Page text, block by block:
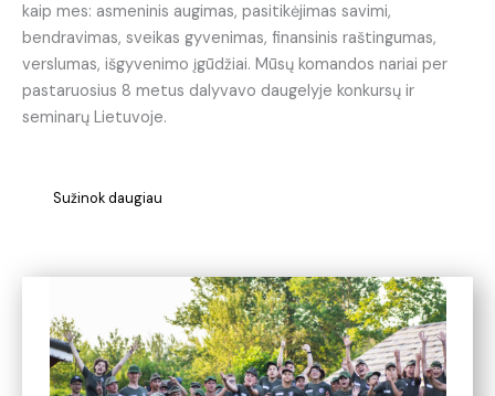
kaip mes: asmeninis augimas, pasitikėjimas savimi,
bendravimas, sveikas gyvenimas, finansinis raštingumas,
verslumas, išgyvenimo įgūdžiai. Mūsų komandos nariai per
pastaruosius 8 metus dalyvavo daugelyje konkursų ir
seminarų Lietuvoje.
Sužinok daugiau